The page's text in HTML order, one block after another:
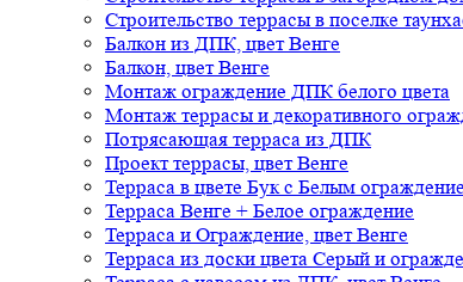
Строительство террасы в поселке
Балкон из ДПК, цвет Венге
Балкон, цвет Венге
Монтаж ограждение ДПК белого цвета
Монтаж террасы и декоративного
Потрясающая терраса из ДПК
Проект террасы, цвет Венге
Терраса в цвете Бук с Белым
Терраса Венге + Белое ограждение
Терраса и Ограждение, цвет Венге
Терраса из доски цвета Серый и